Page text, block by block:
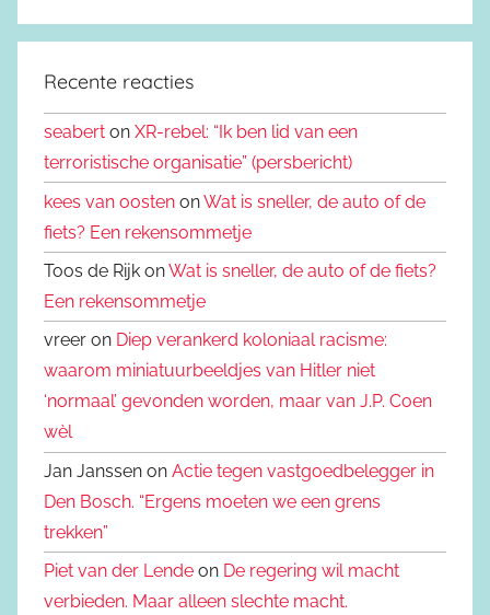
Recente reacties
seabert on XR-rebel: “Ik ben lid van een
terroristische organisatie” (persbericht)
kees van oosten onWat is sneller, de auto of de
fiets? Een rekensommetje
Toos de Rijk onWat is sneller, de auto of de fiets?
Een rekensommetje
vreer on Diep verankerd koloniaal racisme:
waarom miniatuurbeeldjes van Hitler niet
‘normaal’ gevonden worden, maar van J.P. Coen
wèl
Jan Janssen on Actie tegen vastgoedbelegger in
Den Bosch. “Ergens moeten we een grens
trekken”
Piet van der Lende on De regering wil macht
verbieden. Maar alleen slechte macht.